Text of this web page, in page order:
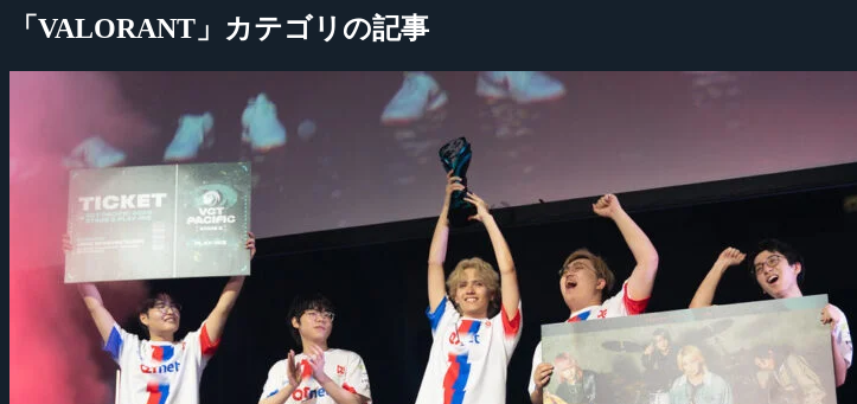
「VALORANT」カテゴリの記事